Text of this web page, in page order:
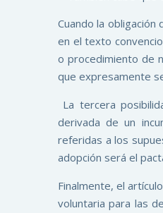
Cuando la
en el texto
o procedimiento de
que expresamente
La tercera
derivada de un
referidas a los
adopción será el
Finalmente, el
voluntaria para las